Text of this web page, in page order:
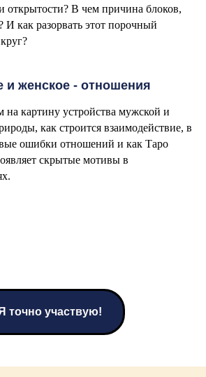
открытости? В чем причина блоков,
И как разорвать этот порочный
и женское - отношения
на картину устройства мужской и
как строится взаимодействие, в
ошибки отношений и как Таро
скрытые мотивы в
точно участвую!